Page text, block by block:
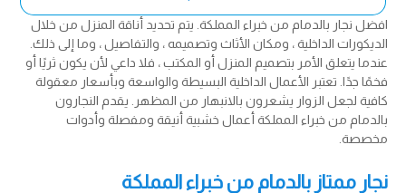
افضل نجار بالدمام من خبراء المملكة. يتم تحديد أناقة المنزل من خلال
الديكورات الداخلية ، ومكان الأثاث وتصميمه ، والتفاصيل ، وما إلى ذلك.
عندما يتعلق الأمر بتصميم المنزل أو المكتب ، فلا داعي لأن يكون ثريًا أو
فخمًا جدًا. تعتبر الأعمال الداخلية البسيطة والواسعة وبأسعار معقولة
كافية لجعل الزوار يشعرون بالانبهار من المظهر. يقدم النجارون
بالدمام من خبراء المملكة أعمال خشبية أنيقة ومفصلة وأدوات
مخصصة.
نجار ممتاز بالدمام من خبراء المملكة